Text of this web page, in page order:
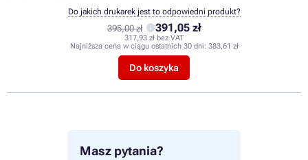
Masz pytania?
395,00 zł 391,05 zł
317,93 zł bez VAT
Najniższa cena w ciągu ostatnich 30 dni: 383,61 zł
Do koszyka
Do jakich drukarek jest to odpowiedni produkt?